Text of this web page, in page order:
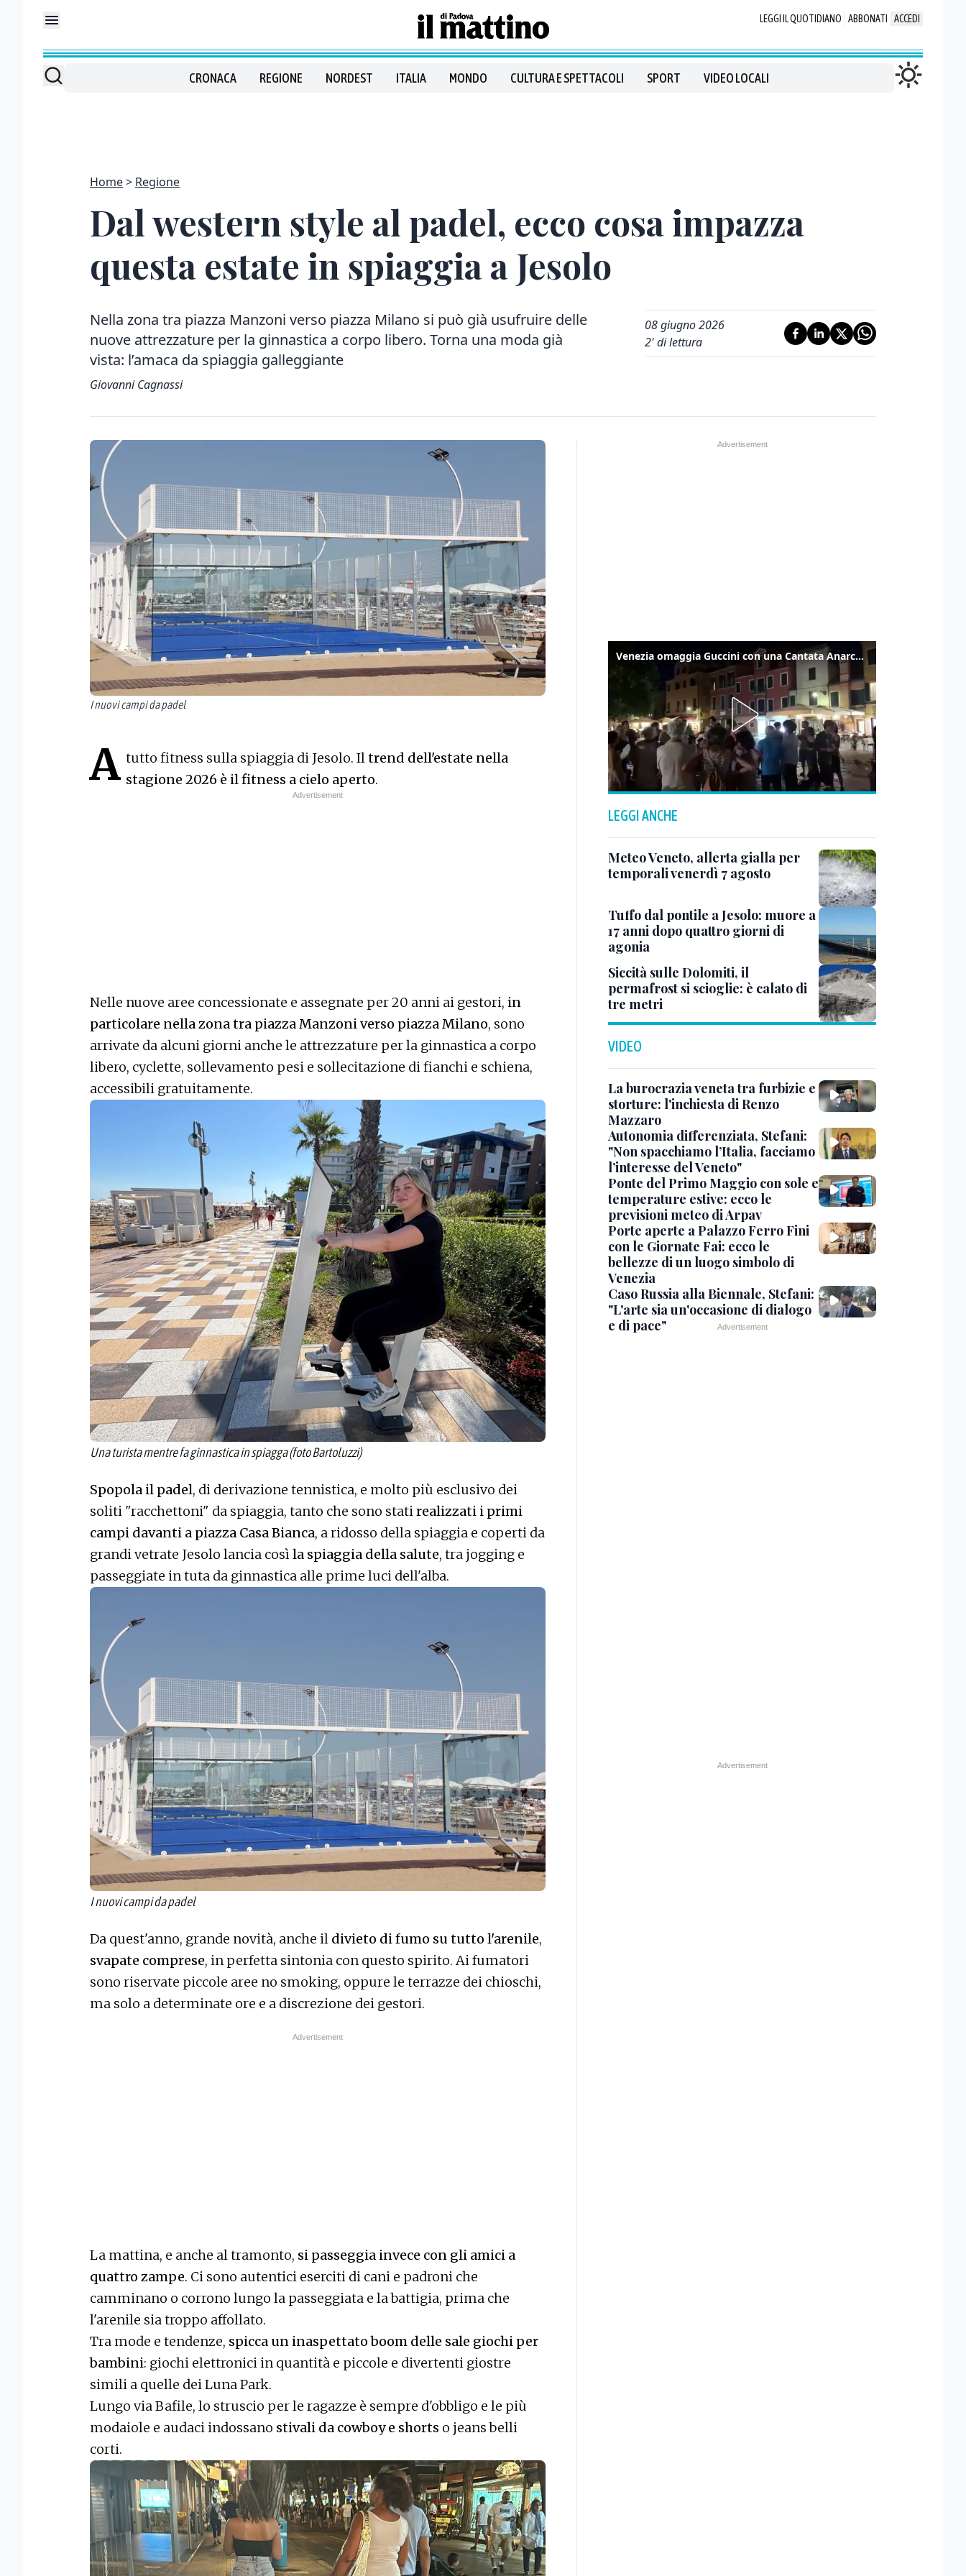
LEGGI IL QUOTIDIANO ABBONATI ACCEDI
CRONACA REGIONE NORDEST ITALIA MONDO CULTURA E SPETTACOLI SPORT VIDEO LOCALI
Home Regione
Dal western style al padel, ecco cosa impazza
questa estate in spiaggia a Jesolo
Nella zona tra piazza Manzoni verso piazza Milano si può già usufruire delle
nuove attrezzature per la ginnastica a corpo libero. Torna una moda già
vista: l’amaca da spiaggia galleggiante
Giovanni Cagnassi
08 giugno 2026
2' di lettura
I nuovi campi da padel
A tutto fitness sulla spiaggia di Jesolo. Iltrend dell'estate nella
stagione 2026 è il fitness a cielo aperto.
Nelle nuove aree concessionate e assegnate per 20 anni ai gestori, in
particolare nella zona tra piazza Manzoni verso piazza Milano, sono
arrivate da alcuni giorni anche le attrezzature per la ginnastica a corpo
libero, cyclette, sollevamento pesi e sollecitazione di fianchi e schiena,
accessibili gratuitamente.
Una turista mentre fa ginnastica in spiagga (foto Bartoluzzi)
Spopola il padel, di derivazione tennistica, e molto più esclusivo dei
soliti "racchettoni" da spiaggia, tanto che sono statirealizzati i primi
campi davanti a piazza Casa Bianca, a ridosso della spiaggia e coperti da
grandi vetrate Jesolo lancia cosìla spiaggia della salute, tra jogging e
passeggiate in tuta da ginnastica alle prime luci dell'alba.
I nuovi campi da padel
Da quest'anno, grande novità, anche il divieto di fumo su tutto l'arenile,
svapate comprese, in perfetta sintonia con questo spirito. Ai fumatori
sono riservate piccole aree no smoking, oppure le terrazze dei chioschi,
ma solo a determinate ore e a discrezione dei gestori.
La mattina, e anche al tramonto, si passeggia invece con gli amici a
quattro zampe. Ci sono autentici eserciti di cani e padroni che
camminano o corrono lungo la passeggiata e la battigia, prima che
l'arenile sia troppo affollato.
Tra mode e tendenze, spicca un inaspettato boom delle sale giochi per
bambini: giochi elettronici in quantità e piccole e divertenti giostre
simili a quelle dei Luna Park.
Lungo via Bafile, lo struscio per le ragazze è sempre d'obbligo e le più
modaiole e audaci indossano stivali da cowboy e shorts o jeans belli
corti.
Venezia omaggia Guccini con una Cantata Anarchica in campo Santa Margherita
LEGGI ANCHE
Meteo Veneto, allerta gialla per
temporali venerdì 7 agosto
Tuffo dal pontile a Jesolo: muore a
17 anni dopo quattro giorni di
agonia
Siccità sulle Dolomiti, il
permafrost si scioglie: è calato di
tre metri
VIDEO
La burocrazia veneta tra furbizie e
storture: l'inchiesta di Renzo
Mazzaro
Autonomia differenziata, Stefani:
"Non spacchiamo l’Italia, facciamo
l’interesse del Veneto"
Ponte del Primo Maggio con sole e
temperature estive: ecco le
previsioni meteo di Arpav
Porte aperte a Palazzo Ferro Fini
con le Giornate Fai: ecco le
bellezze di un luogo simbolo di
Venezia
Caso Russia alla Biennale, Stefani:
"L'arte sia un'occasione di dialogo
e di pace"